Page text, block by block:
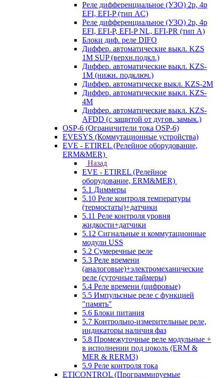
Реле дифференциальное (УЗО) 2р, 4р
EFI, EFI-P (тип AС)
Реле дифференциальное (УЗО) 2р, 4р
EFI, EFI-P, EFI-P NL, EFI-PR (тип A)
Блоки диф. реле DIFO
Диффер. автоматические выкл. KZS
1M SUP (верхн.подкл.)
Диффер. автоматические выкл. KZS-
1M (нижн. подключ.)
Диффер. автоматическе выкл. KZS-2M
Диффер. автоматические выкл. KZS-
4M
Диффер. автоматические выкл. KZS-
AFDD (с защитой от дугов. замык.)
OSP-6 (Ограничители тока OSP-6)
EVESYS (Коммутационные устройства)
EVE - ETIREL (Релейное оборудование,
ERM&MER)
Назад
EVE - ETIREL (Релейное
оборудование, ERM&MER)
5.1 Диммеры
5.10 Реле контроля температуры
(термостаты)+датчики
5.11 Реле контроля уровня
жидкости+датчики
5.12 Сигнальные и коммутационные
модули USS
5.2 Сумеречные реле
5.3 Реле времени
(аналоговые)+электромеханические
реле (суточные таймеры)
5.4 Реле времени (цифровые)
5.5 Импульсные реле с функцией
"память"
5.6 Блоки питания
5.7 Контрольно-измерительные реле,
индикаторы наличия фаз
5.8 Промежуточные реле модульные +
в исполнении под цоколь (ERM &
MER & RERM3)
5.9 Реле контроля тока
ETICONTROL (Программируемые